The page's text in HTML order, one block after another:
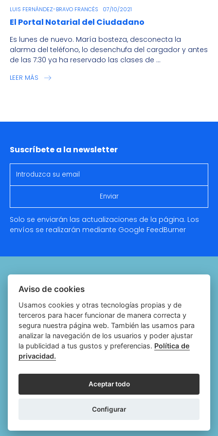
LUIS FERNÁNDEZ-BRAVO FRANCÉS 07/10/2021
El Portal Notarial del Ciudadano
Es lunes de nuevo. María bosteza, desconecta la
alarma del teléfono, lo desenchufa del cargador y antes
de las 7:30 ya ha reservado las clases de ...
LEER MÁS
Suscríbete a la newsletter
Solo se enviarán las actualizaciones de la página. Los
envíos se realizarán mediante Google FeedBurner
Política de cookies
Política de privacidad
Aviso legal
Configurar cookies
us us usus
Aviso de cookies
Usamos cookies y otras tecnologías propias y de
terceros para hacer funcionar de manera correcta y
segura nuestra página web. También las usamos para
analizar la navegación de los usuarios y poder ajustar
la publicidad a tus gustos y preferencias. Política de
privacidad.
Aceptar todo
Configurar